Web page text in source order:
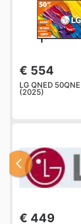
€ 554
LG QNED
(2025)
€ 449